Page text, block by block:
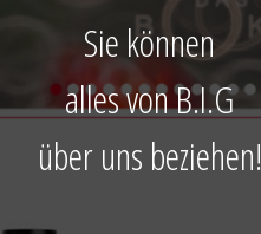
Sie können
alles von B.I.G
über uns beziehen!